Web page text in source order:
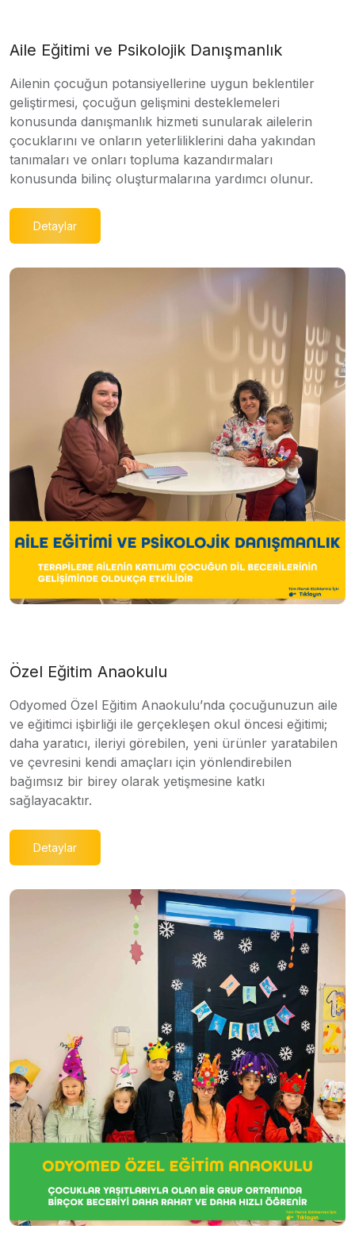
Aile Eğitimi ve Psikolojik Danışmanlık
Ailenin çocuğun potansiyellerine uygun beklentiler
geliştirmesi, çocuğun gelişmini desteklemeleri
konusunda danışmanlık hizmeti sunularak ailelerin
çocuklarını ve onların yeterliliklerini daha yakından
tanımaları ve onları topluma kazandırmaları
konusunda bilinç oluşturmalarına yardımcı olunur.
Detaylar
Özel Eğitim Anaokulu
Odyomed Özel Eğitim Anaokulu’nda çocuğunuzun aile
ve eğitimci işbirliği ile gerçekleşen okul öncesi eğitimi;
daha yaratıcı, ileriyi görebilen, yeni ürünler yaratabilen
ve çevresini kendi amaçları için yönlendirebilen
bağımsız bir birey olarak yetişmesine katkı
sağlayacaktır.
Detaylar